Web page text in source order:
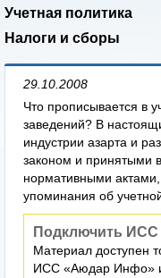
Учетная политика
Налоги и сборы
29.10.2008
Что прописывается в
заведений? В
индустрии азарта и
законом и принятыми
нормативными
упоминания об
Подключить
Материал доступен
ИСС «Аюдар Инфо»